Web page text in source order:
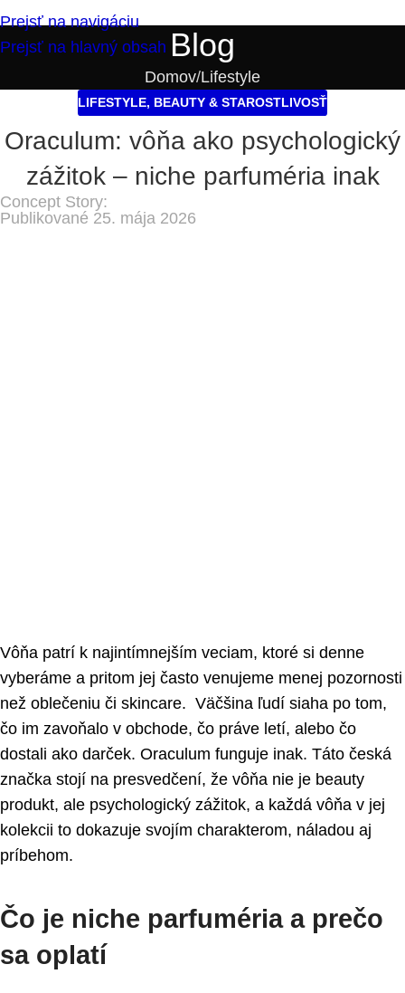
Prejsť na navigáciu
Prejsť na hlavný obsah Blog
Domov Lifestyle
LIFESTYLE, BEAUTY & STAROSTLIVOSŤ
Oraculum: vôňa ako psychologický
zážitok – niche parfuméria inak
Concept Story:
Publikované 25. mája 2026
Vôňa patrí k najintímnejším veciam, ktoré si denne
vyberáme a pritom jej často venujeme menej pozornosti
než oblečeniu či skincare. Väčšina ľudí siaha po tom,
čo im zavoňalo v obchode, čo práve letí, alebo čo
dostali ako darček. Oraculum funguje inak. Táto česká
značka stojí na presvedčení, že vôňa nie je beauty
produkt, ale psychologický zážitok, a každá vôňa v jej
kolekcii to dokazuje svojím charakterom, náladou aj
príbehom.
Čo je niche parfuméria a prečo
sa oplatí